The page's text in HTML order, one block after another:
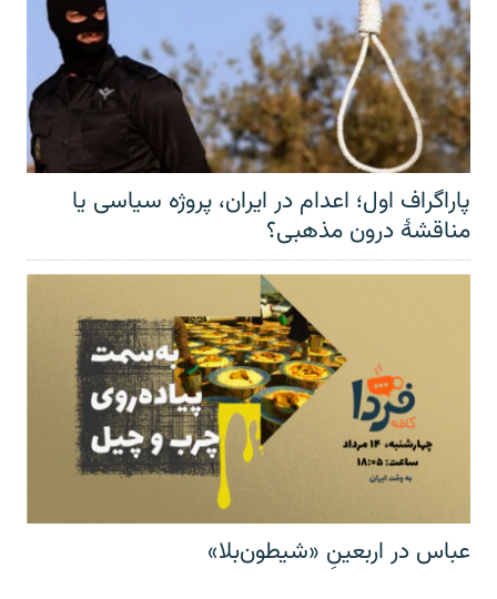
پاراگراف اول؛ اعدام در ایران، پروژه سیاسی یا
مناقشهٔ درون مذهبی؟
عباس در اربعینِ «شیطون‌بلا»